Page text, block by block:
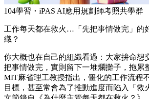
104學習・iPAS AI應用規劃師考照共學群
工作每天都在救火…「先把事情做完」的
織？
你大概也在自己的組織看過：大家拚命想
把事情做完，實則留下一堆爛攤子，拖累
MIT麻省理工教授指出，僵化的工作流程
目標，甚至常會為了推動進度而陷入「救